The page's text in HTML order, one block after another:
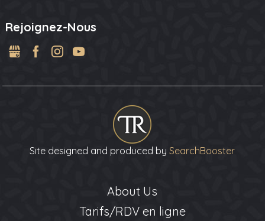
Rejoignez-Nous
GMB FacebookInstagram
Site designed and produced bySearchBooster
About Us
Tarifs/RDV en ligne